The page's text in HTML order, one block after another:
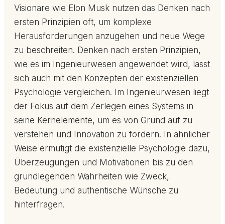
Visionäre wie Elon Musk nutzen das Denken nach
ersten Prinzipien oft, um komplexe
Herausforderungen anzugehen und neue Wege
zu beschreiten. Denken nach ersten Prinzipien,
wie es im Ingenieurwesen angewendet wird, lässt
sich auch mit den Konzepten der existenziellen
Psychologie vergleichen. Im Ingenieurwesen liegt
der Fokus auf dem Zerlegen eines Systems in
seine Kernelemente, um es von Grund auf zu
verstehen und Innovation zu fördern. In ähnlicher
Weise ermutigt die existenzielle Psychologie dazu,
Überzeugungen und Motivationen bis zu den
grundlegenden Wahrheiten wie Zweck,
Bedeutung und authentische Wünsche zu
hinterfragen.